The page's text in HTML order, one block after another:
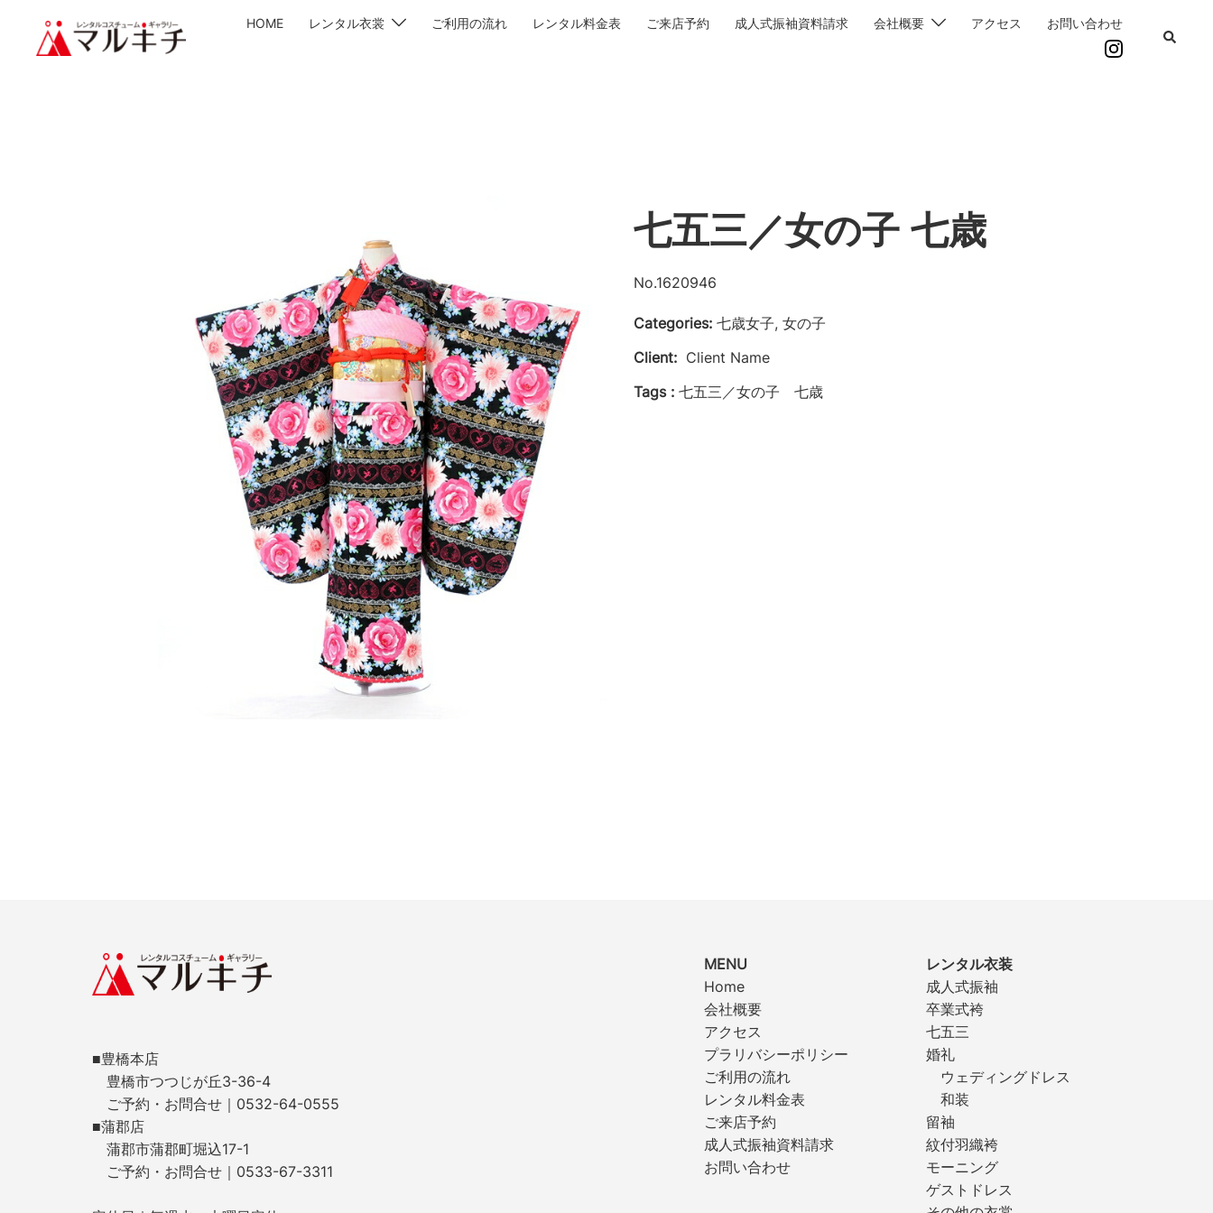
HOME レンタル衣裳 ご利用の流れ レンタル料金表 ご来店予約 成人式振袖資料請求 会社概要 アクセス お問い合わせ
七五三／女の子 七歳
No.1620946
Categories: 七歳女子, 女の子
Client: Client Name
Tags : 七五三／女の子 七歳
■豊橋本店
豊橋市つつじが丘3-36-4
ご予約・お問合せ｜0532-64-0555
■蒲郡店
蒲郡市蒲郡町堀込17-1
ご予約・お問合せ｜0533-67-3311
MENU
Home
会社概要
アクセス
プラリバシーポリシー
ご利用の流れ
レンタル料金表
ご来店予約
成人式振袖資料請求
お問い合わせ
レンタル衣装
成人式振袖
卒業式袴
七五三
婚礼
ウェディングドレス
和装
留袖
紋付羽織袴
モーニング
ゲストドレス